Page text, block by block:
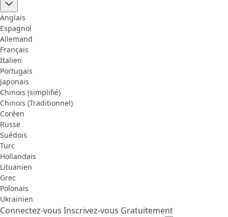
Anglais
Espagnol
Allemand
Français
Italien
Portugais
Japonais
Chinois (simplifié)
Chinois (Traditionnel)
Coréen
Russe
Suédois
Turc
Hollandais
Lituanien
Grec
Polonais
Ukrainien
Connectez-vous Inscrivez-vous Gratuitement